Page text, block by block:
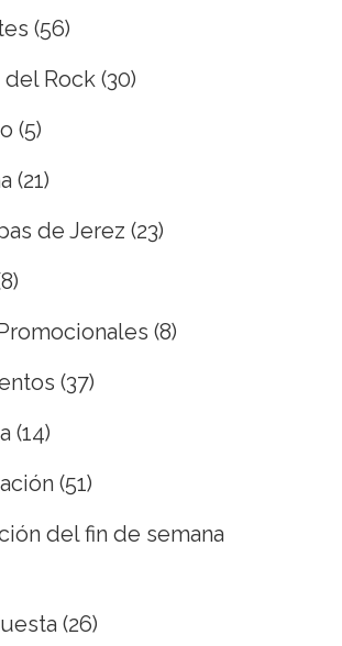
(56)
del Rock (30)
(5)
(21)
de Jerez (23)
(8)
(37)
(14)
(51)
del fin de semana
(26)